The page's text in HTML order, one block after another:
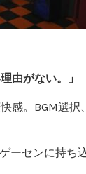
由がない。」
感。BGM選択
ーセンに持ち